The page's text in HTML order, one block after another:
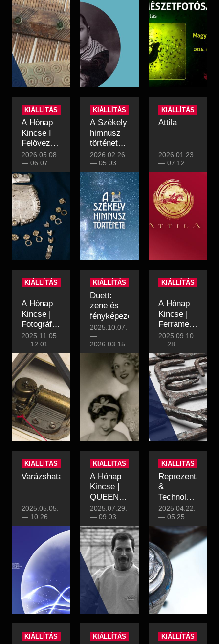
Régészet
Tagintézmények
Felnőttképzés
Közérdekű adatok
Képcsarnok
Történeti Fényképtár
Éremtár
Adattár
Központi Könyvtár
kellékei,
1850-1945
című
tablókiállítás
a
Múzeumkertben
KIÁLLÍTÁS
A Hónap
Kincse I
Felövezve
ragyogással
–
Övszerkezet
és
tarsolylemez
a
honfoglalás
korából
2026.05.08.
— 06.07.
KIÁLLÍTÁS
A Székely
himnusz
története
című
időszaki
kiállítás
2026.02.26.
— 05.03.
KIÁLLÍTÁS
Attila
2026.01.23.
— 07.12.
KIÁLLÍTÁS
A Hónap
Kincse |
Fotográfiák
keringőre
2025.11.05.
— 12.01.
KIÁLLÍTÁS
Duett:
zene és
fényképezés
2025.10.07.
—
2026.03.15.
KIÁLLÍTÁS
A Hónap
Kincse |
Ferramenta
– egy
római kori
vaseszköz
depólelet
Pincehelyről
2025.09.10.
— 28.
KIÁLLÍTÁS
Varázshatalom
2025.05.05.
— 10.26.
KIÁLLÍTÁS
A Hónap
Kincse |
QUEEN
BACKSTAGE
BUDAPEST
1986
2025.07.29.
— 09.03.
KIÁLLÍTÁS
Reprezentáció
&
Technológia
– Három
évszázad
2025.04.22.
— 05.25.
KIÁLLÍTÁS KIÁLLÍTÁS KIÁLLÍTÁS